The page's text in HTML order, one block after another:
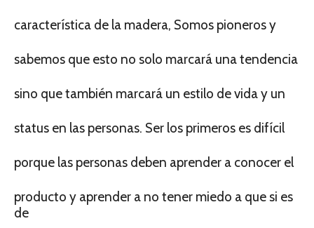
característica de la madera, Somos pioneros y
sabemos que esto no solo marcará una tendencia
sino que también marcará un estilo de vida y un
status en las personas. Ser los primeros es difícil
porque las personas deben aprender a conocer el
producto y aprender a no tener miedo a que si es
de